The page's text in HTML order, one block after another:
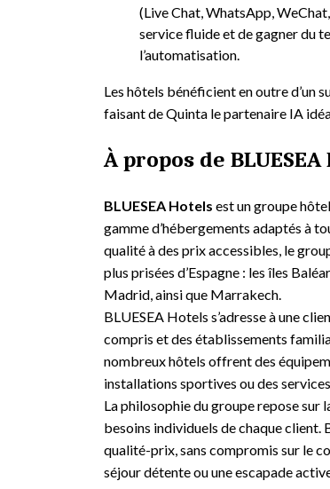
(Live Chat, WhatsApp,
service fluide et de gagner du
l’automatisation.
Les hôtels bénéficient en outre d’un
faisant de Quinta le partenaire IA
À propos de
BLUESEA Hotels est un groupe
gamme d’hébergements adaptés à
qualité à des prix accessibles, le
plus prisées d’Espagne : les îles
Madrid, ainsi que Marrakech.
BLUESEA Hotels s’adresse à une
compris et des établissements
nombreux hôtels offrent des
installations sportives ou des
La philosophie du groupe repose sur
besoins individuels de chaque client.
qualité-prix, sans compromis sur le
séjour détente ou une escapade